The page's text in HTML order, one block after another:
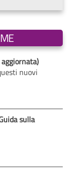
nuovi
sulla